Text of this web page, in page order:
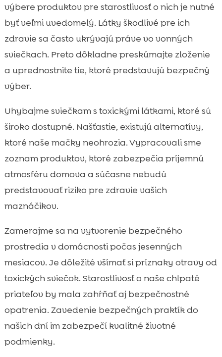
výbere produktov pre starostlivosť o nich je nutné
byť veľmi uvedomelý. Látky škodlivé pre ich
zdravie sa často ukrývajú práve vo vonných
sviečkach. Preto dôkladne preskúmajte zloženie
a uprednostnite tie, ktoré predstavujú bezpečný
výber.
Uhybajme sviečkam s toxickými látkami, ktoré sú
široko dostupné. Našťastie, existujú alternatívy,
ktoré naše mačky neohrozia. Vypracovali sme
zoznam produktov, ktoré zabezpečia príjemnú
atmosféru domova a súčasne nebudú
predstavovať riziko pre zdravie vašich
maznáčikov.
Zamerajme sa na vytvorenie bezpečného
prostredia v domácnosti počas jesenných
mesiacov. Je dôležité všímať si príznaky otravy od
toxických sviečok. Starostlivosť o naše chlpaté
priateľov by mala zahŕňať aj bezpečnostné
opatrenia. Zavedenie bezpečných praktík do
našich dní im zabezpečí kvalitné životné
podmienky.